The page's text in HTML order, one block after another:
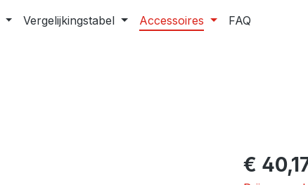
Vergelijkingstabel Accessoires FAQ
Normale
€